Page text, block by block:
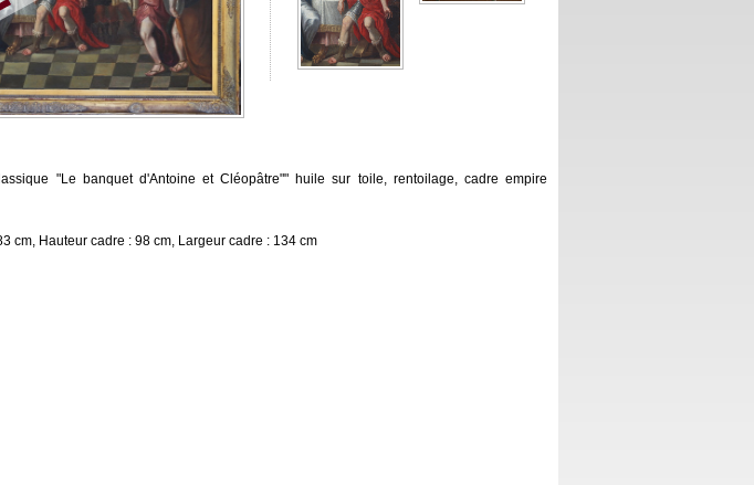
"Le banquet d'Antoine et Cléopâtre"" huile sur toile, rentoilage, cadre empire
cm, Hauteur cadre : 98 cm, Largeur cadre : 134 cm